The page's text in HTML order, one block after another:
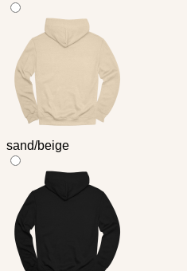
sand/beige